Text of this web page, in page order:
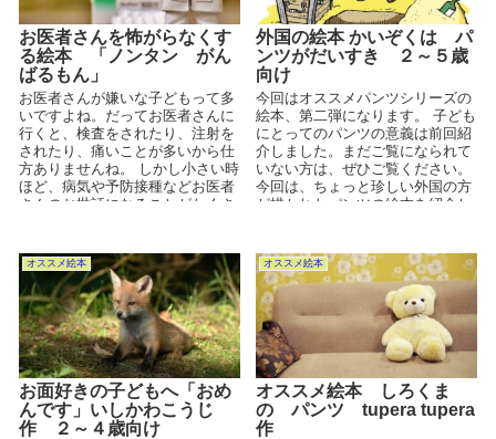
お医者さんを怖がらなくす
る絵本 「ノンタン がん
ばるもん」
お医者さんが嫌いな子どもって多
いですよね。だってお医者さんに
行くと、検査をされたり、注射を
されたり、痛いことが多いから仕
方ありませんね。 しかし小さい時
ほど、病気や予防接種などお医者
さんのお世話になることがたくさ
外国の絵本 かいぞくは パ
ンツがだいすき ２～５歳
向け
今回はオススメパンツシリーズの
絵本、第二弾になります。 子ども
にとってのパンツの意義は前回紹
介しました。まだご覧になられて
いない方は、ぜひご覧ください。
今回は、ちょっと珍しい外国の方
が描かれたパンツの絵本を紹介し
オススメ絵本
お面好きの子どもへ「おめ
んです」いしかわこうじ
作 ２～４歳向け
オススメ絵本
オススメ絵本 しろくま
の パンツ tupera tupera
作